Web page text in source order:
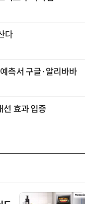
다
측서 구글·알리바바
선 효과 입증